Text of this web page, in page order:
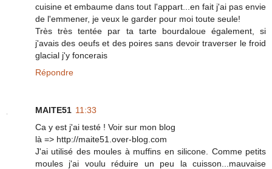
cuisine et embaume dans tout l'appart...en fait j'ai pas envie
de l'emmener, je veux le garder pour moi toute seule!
Très très tentée par ta tarte bourdaloue également, si
j'avais des oeufs et des poires sans devoir traverser le froid
glacial j'y foncerais
Répondre
MAITE51 11:33
Ca y est j'ai testé ! Voir sur mon blog
là => http://maite51.over-blog.com
J'ai utilisé des moules à muffins en silicone. Comme petits
moules j'ai voulu réduire un peu la cuisson...mauvaise